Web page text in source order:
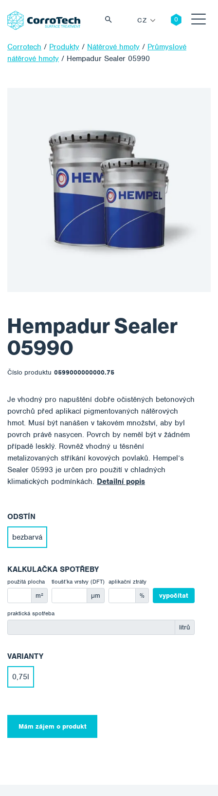
CZ
Corrotech / Produkty / Nátěrové hmoty / Průmyslové
nátěrové hmoty / Hempadur Sealer 05990
Hempadur Sealer
05990
Číslo produktu 0599000000000.75
Je vhodný pro napuštění dobře očistěných betonových
povrchů před aplikací pigmentovaných nátěrových
hmot. Musí být nanášen v takovém množství, aby byl
povrch právě nasycen. Povrch by neměl být v žádném
případě lesklý. Rovněž vhodný u těsnění
metalizovaných stříkání kovových povlaků. Hempel’s
Sealer 05993 je určen pro použití v chladných
klimatických podmínkách. Detailní popis
ODSTÍN
bezbarvá
KALKULAČKA SPOTŘEBY
použitá plocha
m²
tloušťka vrstvy (DFT)
μm
aplikační ztráty
% vypočítat
praktická spotřeba
litrů
VARIANTY
0,75l
Mám zájem o produkt